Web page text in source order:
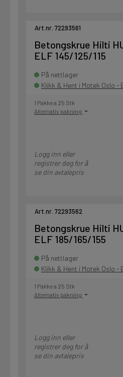
Art.nr. 72293561
Betongskrue Hilti
ELF 145/125/115
På nettlager
Klikk & Hent i Motek Oslo -
1 Pakke a 25 Stk
Alternativ pakning
Logg inn eller
registrer deg for å
se din avtalepris
Art.nr. 72293562
Betongskrue Hilti
ELF 185/165/155
På nettlager
Klikk & Hent i Motek Oslo -
1 Pakke a 25 Stk
Alternativ pakning
Logg inn eller
registrer deg for å
se din avtalepris